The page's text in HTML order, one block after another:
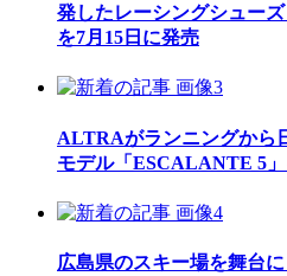
発したレーシングシューズ
を7月15日に発売
ALTRAがランニングから
モデル「ESCALANTE 5
広島県のスキー場を舞台